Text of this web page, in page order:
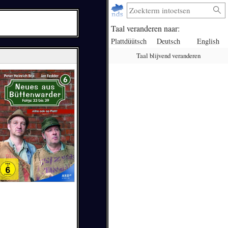
Taal veranderen naar:
Plattdüütsch Deutsch English
Taal blijvend veranderen